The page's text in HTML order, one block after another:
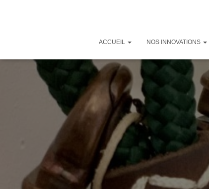
ACCUEIL NOS INNOVATIONS